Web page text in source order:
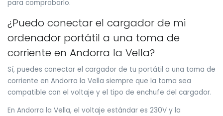
para comprobarlo.
¿Puedo conectar el cargador de mi
ordenador portátil a una toma de
corriente en Andorra la Vella?
Sí, puedes conectar el cargador de tu portátil a una toma de
corriente en Andorra la Vella siempre que la toma sea
compatible con el voltaje y el tipo de enchufe del cargador.
En Andorra la Vella, el voltaje estándar es 230V y la